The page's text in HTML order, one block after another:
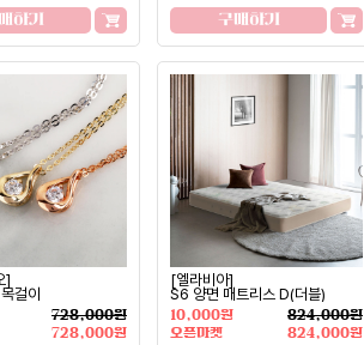
하기 구매하기
]
걸이
728,000원
728,000원
[엘라비아]
S6 양면 매트리스 D(더블)
10,000원
824,000원
오픈마켓
824,000원